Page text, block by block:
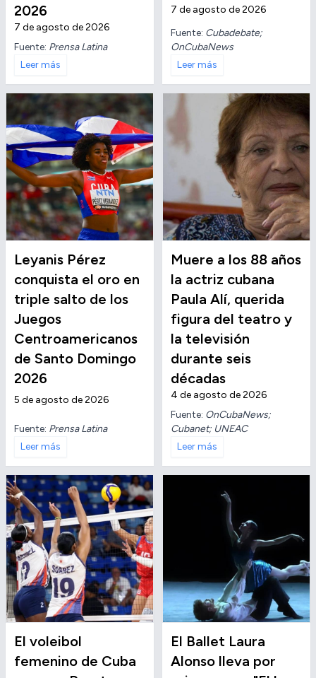
2026
7 de agosto de 2026
Fuente: Prensa Latina
Leer más
7 de agosto de 2026
Fuente: Cubadebate;
OnCubaNews
Leer más
Leyanis Pérez
conquista el oro en
triple salto de los
Juegos
Centroamericanos
de Santo Domingo
2026
5 de agosto de 2026
Fuente: Prensa Latina
Leer más
Muere a los 88 años
la actriz cubana
Paula Alí, querida
figura del teatro y
la televisión
durante seis
décadas
4 de agosto de 2026
Fuente: OnCubaNews;
Cubanet; UNEAC
Leer más
El voleibol
femenino de Cuba
El Ballet Laura
Alonso lleva por